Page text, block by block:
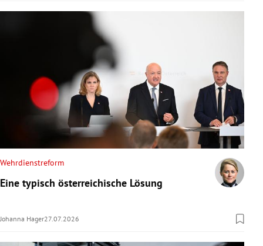
Wehrdienstreform
Eine typisch österreichische Lösung
Johanna Hager27.07.2026